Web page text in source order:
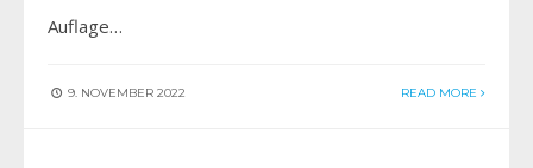
Auflage…
9. NOVEMBER 2022 READ MORE